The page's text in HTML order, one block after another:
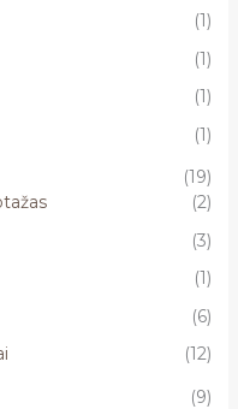
(1)
(1)
(1)
(1)
(19)
(2)
(3)
(1)
(6)
(12)
(9)